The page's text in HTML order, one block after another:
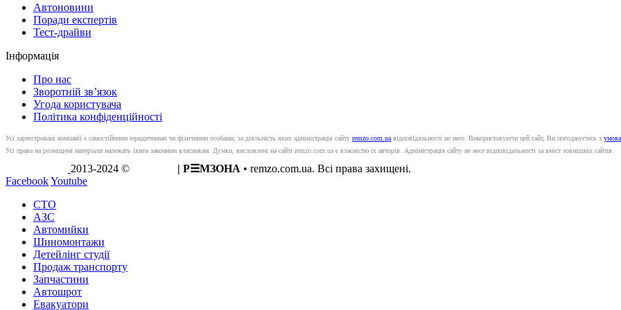
Автоновини
Поради експертів
Тест-драйви
Інформація
Про нас
Зворотній зв’язок
Угода користувача
Політика конфіденційності
Усі зареєстровані компанії є самостійними юридичними чи фізичними особами, за діяльність яких адміністрація сайту remzo.com.ua відповідальності не несе. Використовуючи цей сайт, Ви погоджуєтесь з
Усі права на розміщені матеріали належать їхнім законним власникам. Думки, висловлені на сайті remzo.com.ua є власністю їх авторів. Адміністрація сайту не несе відповідальності за вміст зовнішніх сайтів.
2013-2024 © | Р☰МЗОНА • remzo.com.ua. Всі права захищені.
FacebookYoutube
СТО
АЗС
Автомийки
Шиномонтажи
Детейлінг студії
Продаж транспорту
Запчастини
Автошрот
Евакуатори